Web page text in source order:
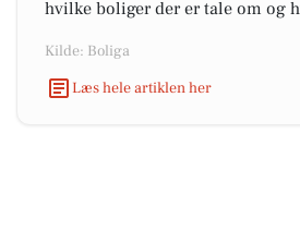
hvilke boliger der er tale om og
Kilde: Boliga
Læs hele artiklen her